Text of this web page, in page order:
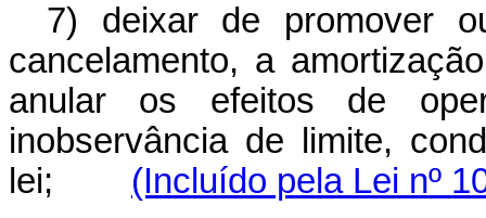
7) deixar de promover
cancelamento, a
anular os efeitos de
inobservância de limite,
lei; (Incluído pela Lei nº